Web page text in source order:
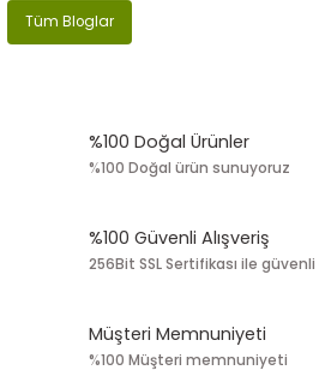
Tüm Bloglar
%100 Doğal Ürünler
%100 Doğal ürün sunuyoruz
%100 Güvenli Alışveriş
256Bit SSL Sertifikası ile güvenli
Müşteri Memnuniyeti
%100 Müşteri memnuniyeti